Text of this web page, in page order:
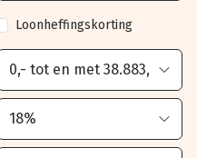
Loonheffingskorting